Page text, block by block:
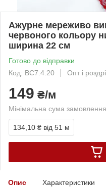
Ажурне мереживо
червоного кольору
ширина 22 см
Готово до відправки
Код: ВС7.4.20
Опт і
149 ₴/м
Мінімальна сума
134,10 ₴ від 51 м
Опис Характеристики